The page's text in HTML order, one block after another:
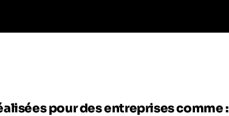
démarche
pour des entreprises comme :